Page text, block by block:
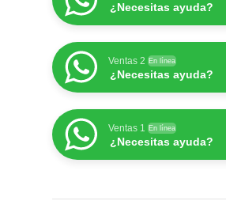
¿Necesitas ayuda?
Ventas 2 En línea
¿Necesitas ayuda?
Ventas 1 En línea
¿Necesitas ayuda?